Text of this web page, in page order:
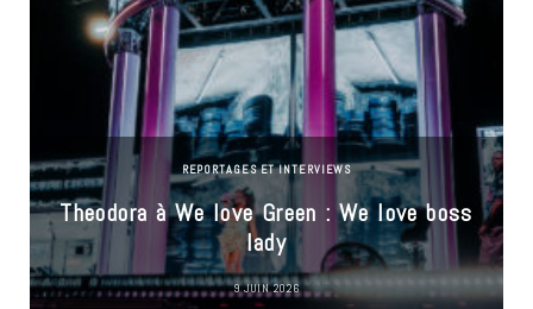
REPORTAGES ET INTERVIEWS
Theodora à We love Green : We love boss
lady
9 JUIN 2026